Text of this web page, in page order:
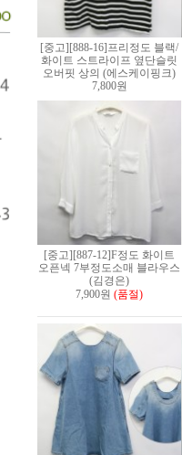
[중고][888-16]프리정도 블랙/
화이트 스트라이프 옆단슬릿
오버핏 상의 (에스케이핑크)
7,800원
[중고][887-12]F정도 화이트
오픈넥 7부정도소매 블라우스
(김경은)
7,900원 (품절)